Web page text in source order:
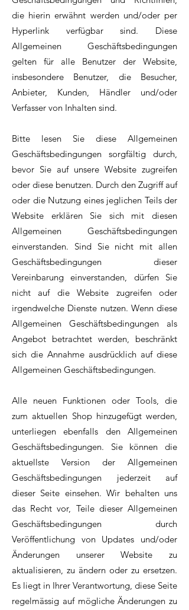
die hierin erwähnt werden und/oder per
Hyperlink verfügbar sind. Diese
Allgemeinen Geschäftsbedingungen
gelten für alle Benutzer der Website,
insbesondere Benutzer, die Besucher,
Anbieter, Kunden, Händler und/oder
Verfasser von Inhalten sind.
Bitte lesen Sie diese Allgemeinen
Geschäftsbedingungen sorgfältig durch,
bevor Sie auf unsere Website zugreifen
oder diese benutzen. Durch den Zugriff auf
oder die Nutzung eines jeglichen Teils der
Website erklären Sie sich mit diesen
Allgemeinen Geschäftsbedingungen
einverstanden. Sind Sie nicht mit allen
Geschäftsbedingungen dieser
Vereinbarung einverstanden, dürfen Sie
nicht auf die Website zugreifen oder
irgendwelche Dienste nutzen. Wenn diese
Allgemeinen Geschäftsbedingungen als
Angebot betrachtet werden, beschränkt
sich die Annahme ausdrücklich auf diese
Allgemeinen Geschäftsbedingungen.
Alle neuen Funktionen oder Tools, die
zum aktuellen Shop hinzugefügt werden,
unterliegen ebenfalls den Allgemeinen
Geschäftsbedingungen. Sie können die
aktuellste Version der Allgemeinen
Geschäftsbedingungen jederzeit auf
dieser Seite einsehen. Wir behalten uns
das Recht vor, Teile dieser Allgemeinen
Geschäftsbedingungen durch
Veröffentlichung von Updates und/oder
Änderungen unserer Website zu
aktualisieren, zu ändern oder zu ersetzen.
Es liegt in Ihrer Verantwortung, diese Seite
regelmässig auf mögliche Änderungen zu